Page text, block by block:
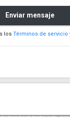
Enviar mensaje
los Términos de servicio